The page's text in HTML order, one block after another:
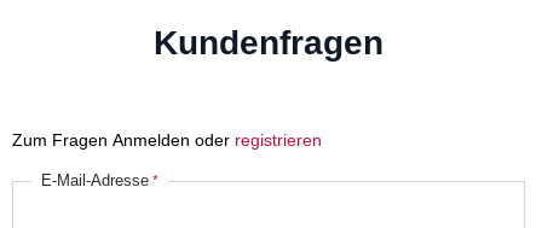
Kundenfragen
Zum Fragen Anmelden oder registrieren
E-Mail-Adresse